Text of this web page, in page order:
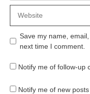
Save my name,
next time I comment.
Notify me of follow-up
Notify me of new posts